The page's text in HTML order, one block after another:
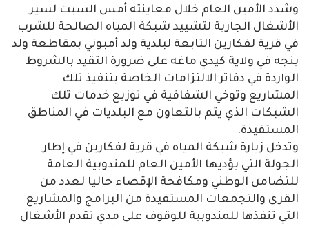
وشدد الأمين العام خلال معاينته أمس السبت لسير
الأشغال الجارية لتشييد شبكة المياه الصالحة للشرب
في قرية لفكارين التابعة لبلدية ولد أمبوني بمقاطعة ولد
ينجه في ولاية كيدي ماغه على ضرورة التقيد بالشروط
الواردة في دفاتر الالتزامات الخاصة بتنفيذ تلك
المشاريع وتوخي الشفافية في توزيع خدمات تلك
الشبكات الذي يتم بالتعاون مع البلديات في المناطق
المستفيدة.
وتدخل زيارة شبكة المياه في قرية لفكارين في إطار
الجولة التي يؤديها الأمين العام للمندوبية العامة
للتضامن الوطني ومكافحة الإقصاء حاليا لعدد من
القرى والتجمعات المستفيدة من البرامج والمشاريع
التي تنفذها للمندوبية للوقوف على مدي تقدم الأشغال